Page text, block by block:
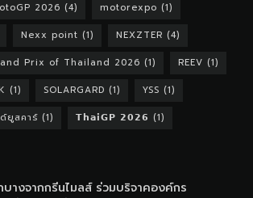
2026 (4) motorexpo (1)
Nexx point (1) NEXZTER (4)
Prix of Thailand 2026 (1) REEV (1)
(1) SOLARGARD (1) YSS (1)
ยูสคาร์ (1) 𝗧𝗵𝗮𝗶𝗚𝗣 𝟮𝟬𝟮𝟲 (1)
บางจากกรีนไมลส์ ร่วมบริจาคองค์กร